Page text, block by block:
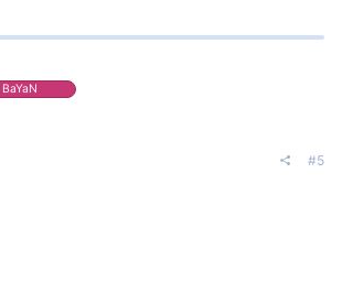
BaYaN
#5